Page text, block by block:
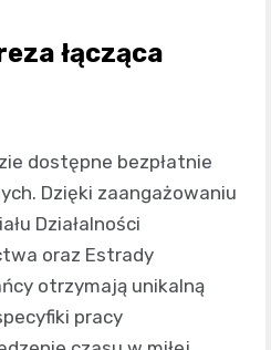
łącząca
dostępne bezpłatnie
Dzięki zaangażowaniu
Działalności
oraz Estrady
otrzymają unikalną
pracy